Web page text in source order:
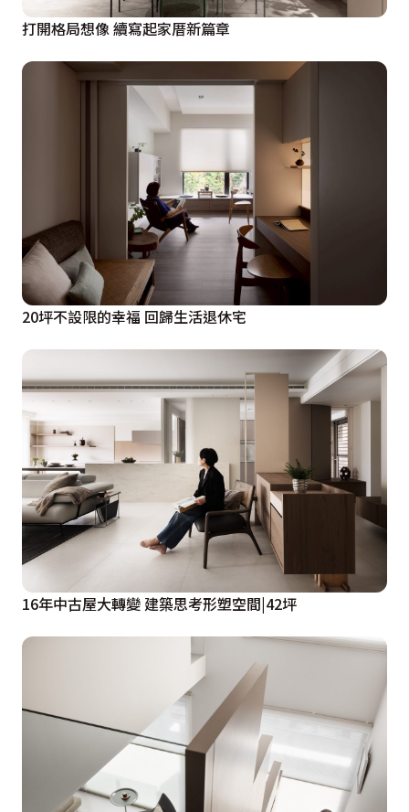
打開格局想像 續寫起家厝新篇章
20坪不設限的幸福 回歸生活退休宅
16年中古屋大轉變 建築思考形塑空間|42坪